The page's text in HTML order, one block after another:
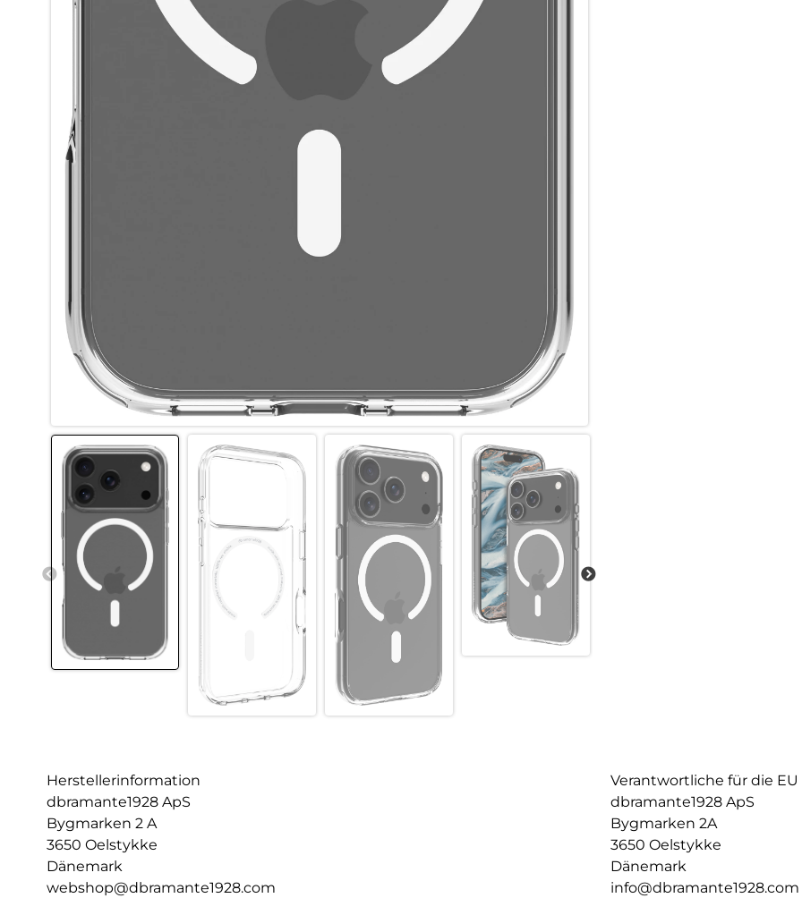
Herstellerinformation
dbramante1928 ApS
Bygmarken 2 A
3650 Oelstykke
Dänemark
webshop@dbramante1928.com
Verantwortliche für die EU
dbramante1928 ApS
Bygmarken 2A
3650 Oelstykke
Dänemark
info@dbramante1928.com